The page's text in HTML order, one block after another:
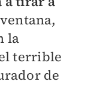
la
terrible
de